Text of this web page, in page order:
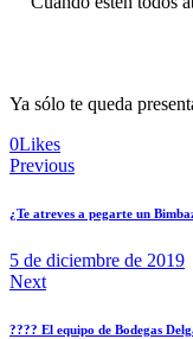
Ya sólo te queda
0Likes
Navegación
de
Previous
¿Te atreves a pegarte un
5 de diciembre de 2019
Next
???? El equipo de Bodegas